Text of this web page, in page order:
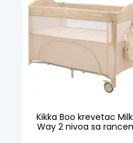
Kikka Boo krevetac
Way 2 nivoa sa